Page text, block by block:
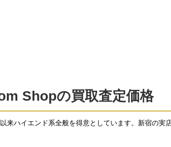
Shopの買取査定価格
来ハイエンド系全般を得意としています。新宿の実